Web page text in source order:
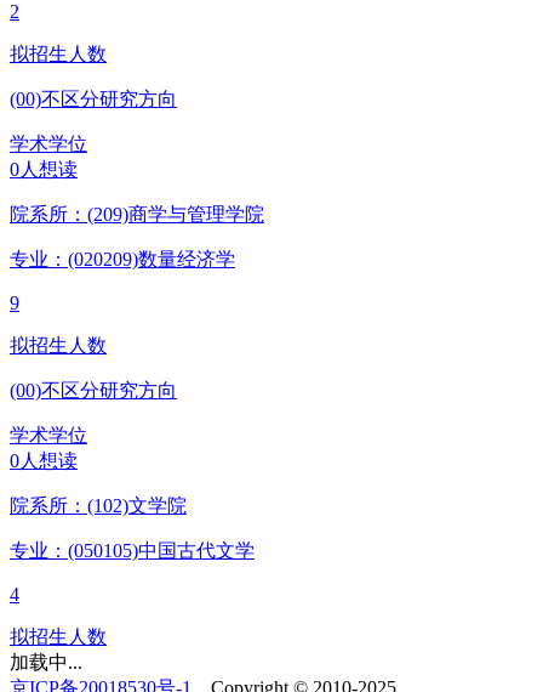
2
拟招生人数
(00)不区分研究方向
学术学位
0人想读
院系所：(209)商学与管理学院
专业：(020209)数量经济学
9
拟招生人数
(00)不区分研究方向
学术学位
0人想读
院系所：(102)文学院
专业：(050105)中国古代文学
4
拟招生人数
加载中...
京ICP备20018530号-1
Copyright © 2010-2025